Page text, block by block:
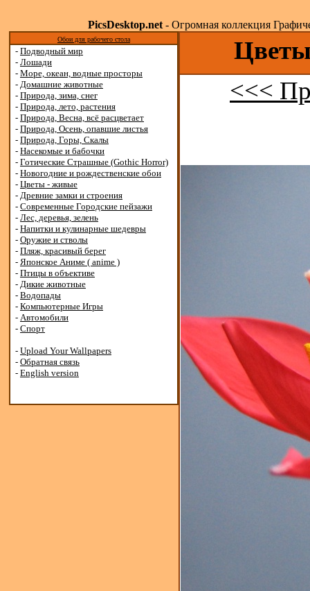
PicsDesktop.net- Огромная коллекция
Обои для рабочего стола
- Подводный мир
- Лошади
- Море, океан, водные просторы
- Домашние животные
- Природа, зима, снег
- Природа, лето, растения
- Природа, Весна, всё расцветает
- Природа, Осень, опавшие листья
- Природа, Горы, Скалы
- Насекомые и бабочки
- Готические Страшные (Gothic Horror)
- Новогодние и рождественские обои
- Цветы - живые
- Древние замки и строения
- Современные Городские пейзажи
- Лес, деревья, зелень
- Напитки и кулинарные шедевры
- Оружие и стволы
- Пляж, красивый берег
- Японское Аниме ( anime )
- Птицы в объективе
- Дикие животные
- Водопады
- Компьютерные Игры
- Автомобили
- Спорт
- Upload Your Wallpapers
- Обратная связь
- English version
Цветы
<<<